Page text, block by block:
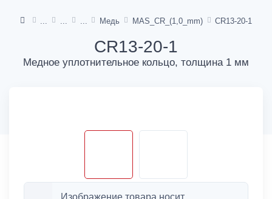
Медь MAS_CR_(1,0_mm) CR13-20-1
CR13-20-1
Медное уплотнительное кольцо, толщина 1 мм
Изображение товара носит